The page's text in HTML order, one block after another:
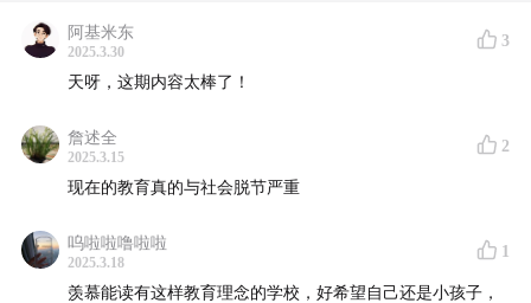
教育无界、思想有声，我们邀请身处创新教育一线的实践
者，分享他们的洞察与思考。
感兴趣，欢迎报名参加「爱文校园开放日」和「爱文公开
教育论坛」，我们在线下面对面直接交流。报名请在微信
阿基米东
2025.3.30
3
天呀，这期内容太棒了！
詹述全
2025.3.15
2
现在的教育真的与社会脱节严重
呜啦啦噜啦啦
2025.3.18
1
羡慕能读有这样教育理念的学校，好希望自己还是小孩子，